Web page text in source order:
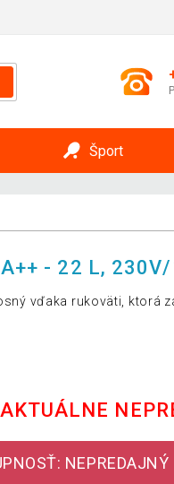
Šport
A++ - 22 L,
vďaka rukoväti, ktorá
NEPREDAJNÝ